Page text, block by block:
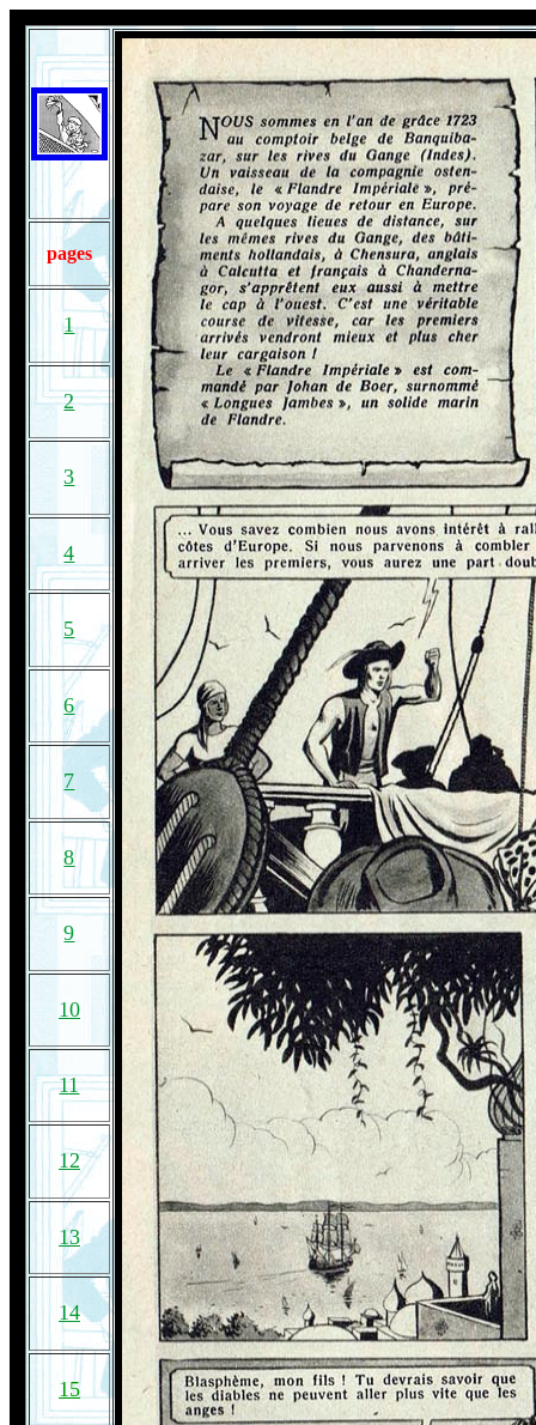
pages
1
2
3
4
5
6
7
8
9
10
11
12
13
14
15